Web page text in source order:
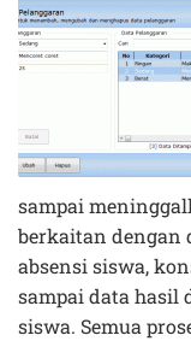
sampai
berkaitan dengan
absensi siswa,
sampai data hasil
siswa. Semua